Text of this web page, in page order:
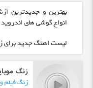
بهترین و جدیدترین
انواع گوشی های
لیست اهنگ جدید برای
زنگ
زنگ فیلم